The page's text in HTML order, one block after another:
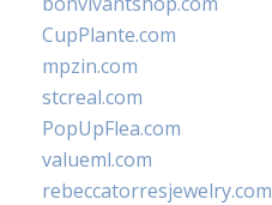
CupPlante.com
mpzin.com
stcreal.com
PopUpFlea.com
valueml.com
rebeccatorresjewelry.com